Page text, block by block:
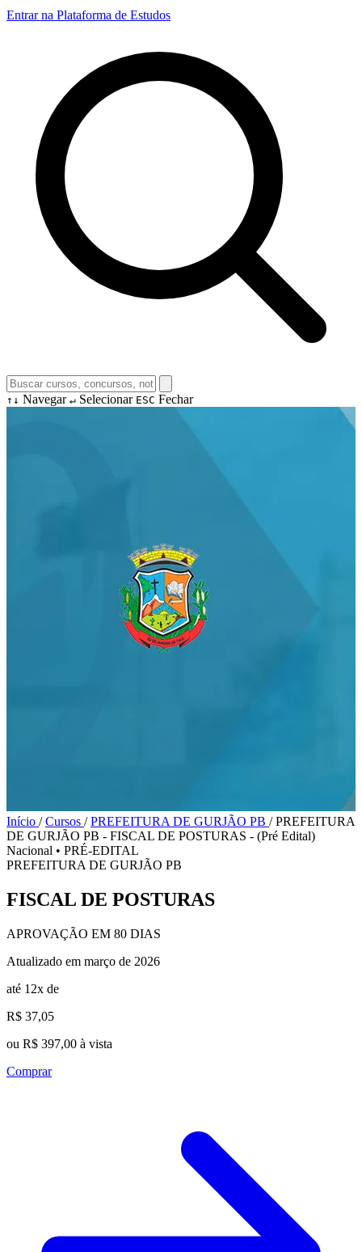
Entrar na Plataforma de Estudos
↑↓ Navegar ↵ Selecionar ESC Fechar
Início / Cursos / PREFEITURA DE GURJÃO PB / PREFEITURA
DE GURJÃO PB - FISCAL DE POSTURAS - (Pré Edital)
Nacional • PRÉ-EDITAL
PREFEITURA DE GURJÃO PB
FISCAL DE POSTURAS
APROVAÇÃO EM 80 DIAS
Atualizado em março de 2026
até 12x de
R$ 37,05
ou R$ 397,00 à vista
Comprar